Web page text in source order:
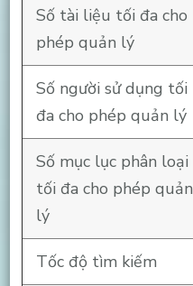
Số tài liệu tối đa cho
phép quản lý
Số người sử dụng tối
đa cho phép quản lý
Số mục lục phân loại
tối đa cho phép quản
lý
Tốc độ tìm kiếm